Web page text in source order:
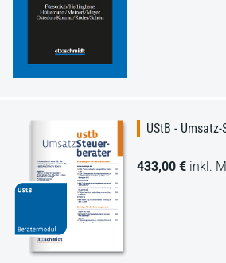
UStB -
433,00 € inkl.